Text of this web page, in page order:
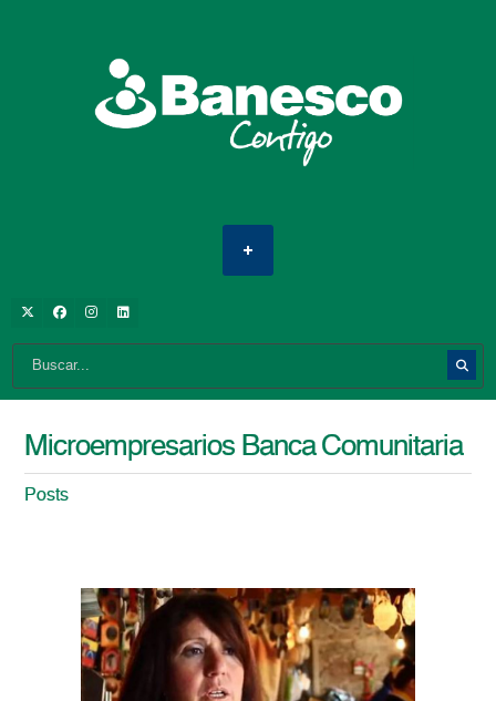
Microempresarios Banca Comunitaria
Posts